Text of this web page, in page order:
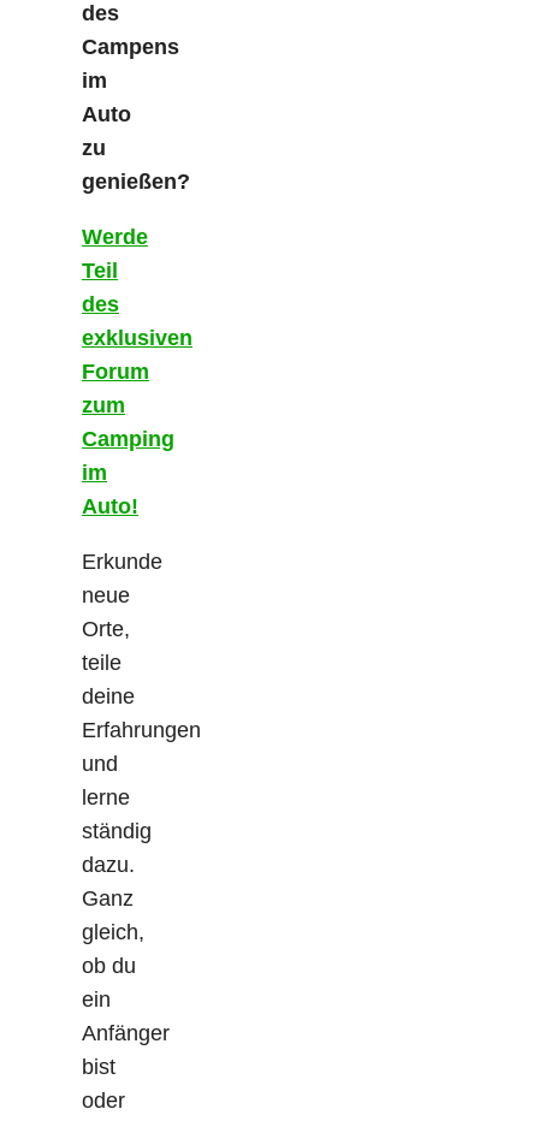
des
Campens
im
Auto
zu
genießen?
Werde
Teil
des
exklusiven
Forum
zum
Camping
im
Auto!
Erkunde
neue
Orte,
teile
deine
Erfahrungen
und
lerne
ständig
dazu.
Ganz
gleich,
ob du
ein
Anfänger
bist
oder